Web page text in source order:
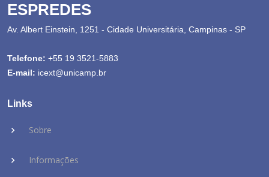
ESPREDES
Av. Albert Einstein, 1251 - Cidade Universitária, Campinas - SP
Telefone: +55 19 3521-5883
E-mail: icext@unicamp.br
Links
Sobre
Informações